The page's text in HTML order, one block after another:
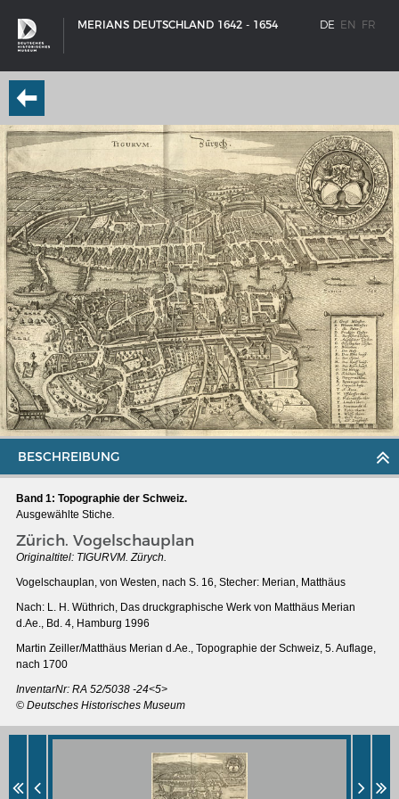
MERIANS DEUTSCHLAND 1642 - 1654 DE EN FR
SCHIFFSTYPEN
Entwicklungen im europäischen Schiffbau
MERIANS DEUTSCHLAND 1642 - 1654
Interaktive Karte
Bildergalerie Topographia Germaniae
BESCHREIBUNG
Band 1: Topographie der Schweiz.
Ausgewählte Stiche
Zürich. Vogelschauplan
Originaltitel: TIGURVM. Zürych.
Vogelschauplan, von Westen, nach S. 16, Stecher: Merian, Matthäus
Nach: L. H. Wüthrich, Das druckgraphische Werk von Matthäus Merian
d.Ae., Bd. 4, Hamburg 1996
Martin Zeiller/Matthäus Merian d.Ae., Topographie der Schweiz, 5. Auflage,
nach 1700
InventarNr: RA 52/5038 -24<5>
© Deutsches Historisches Museum